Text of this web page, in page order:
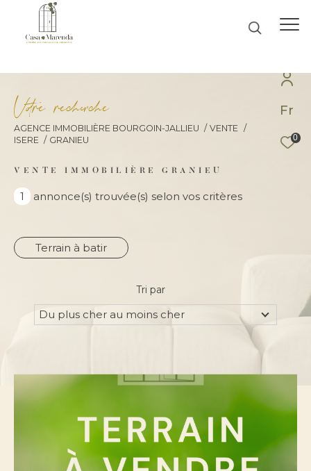
Fr
0
Vore recece
AGENCE IMMOBILIÈRE BOURGOIN-JALLIEU
VENTE
ISERE
GRANIEU
VENTE IMMOBILIÈRE GRANIEU
1 annonce(s) trouvée(s) selon vos critères
Terrain à batir
Tri par
Du plus cher au moins cher
Effectuer une recherche
et trouver le bien qui correspond à vos
critères
Vente
Type de bien